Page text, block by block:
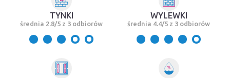
TYNKI
średnia 2.8/5 z 3 odbiorów
WYLEWKI
średnia 4.4/5 z 3 odbiorów